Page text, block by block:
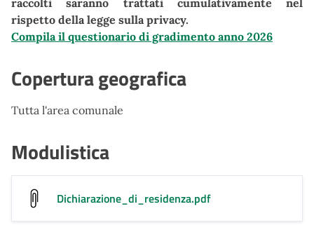
rispetto della legge sulla privacy.
Compila il questionario di gradimento anno 2026
Copertura geografica
Tutta l'area comunale
Modulistica
Dichiarazione_di_residenza.pdf